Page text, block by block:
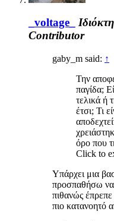
_voltage_
Contributor
gaby_m said: ↑
Την
παγίδα;
τελικά ή
έτσι; Τι
όρο που
Click to
Υπάρχει μια
προσπαθήσω
πιθανώς έπρεπε
πιο κατανοητό